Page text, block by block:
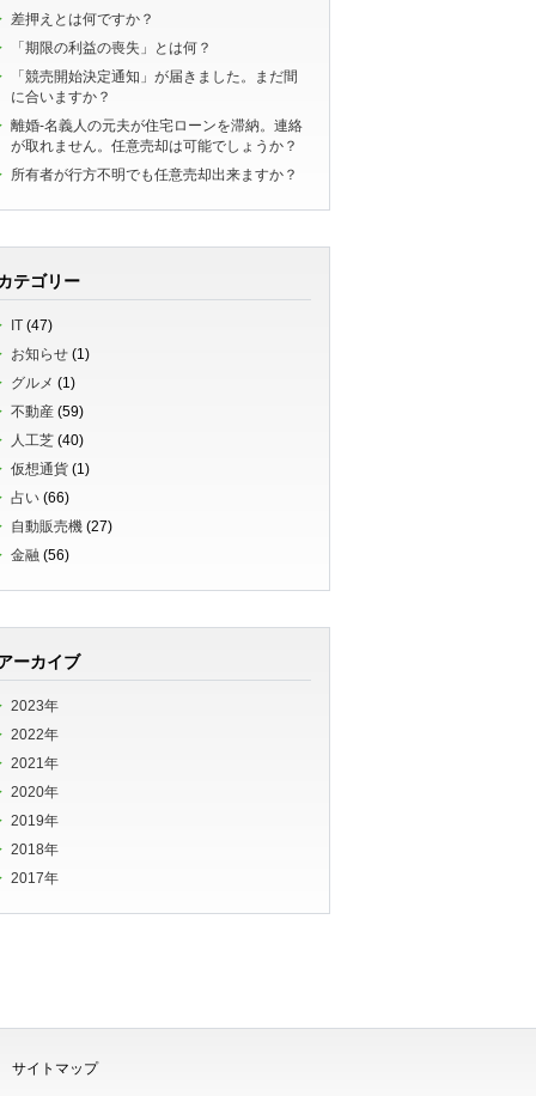
差押えとは何ですか？
「期限の利益の喪失」とは何？
「競売開始決定通知」が届きました。まだ間
に合いますか？
離婚-名義人の元夫が住宅ローンを滞納。連絡
が取れません。任意売却は可能でしょうか？
所有者が行方不明でも任意売却出来ますか？
テゴリー
IT (47)
お知らせ (1)
グルメ (1)
不動産 (59)
人工芝 (40)
仮想通貨 (1)
占い (66)
自動販売機 (27)
金融 (56)
ーカイブ
2023年
2022年
2021年
2020年
2019年
2018年
2017年
サイトマップ